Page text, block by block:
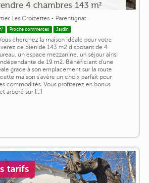
4 chambres 143 m²
Les Croizettes - Parentignat
Proche commerces Jardin
cherchez la maison idéale pour votre
ce bien de 143 m2 disposant de 4
un espace mezzanine, un séjour ainsi
de 19 m2. Bénéficiant d'une
grace à son emplacement sur la route
maison s'avère un choix parfait pour
commodités. Vous profiterez en bonus
arboré sur [...]
tarifs